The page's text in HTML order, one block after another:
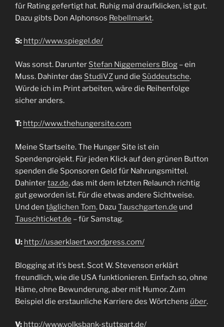
für Rating gefertigt hat. Ruhig mal draufklicken, ist gut.
Dazu gibts Don Alphonsos Rebellmarkt.
S: http://www.spiegel.de/
Was sonst. Darunter Stefan Niggemeiers Blog – ein
Muss. Dahinter das StudiVZ und die Süddeutsche.
Würde ich im Print arbeiten, wäre die Reihenfolge
sicher anders.
T: http://www.thehungersite.com
Meine Startseite. The Hunger Site ist ein
Spendenprojekt. Für jeden Klick auf den grünen Button
spenden die Sponsoren Geld für Nahrungsmittel.
Dahintertaz.de, das mit dem letzten Relaunch richtig
gut geworden ist. Für die etwas andere Sichtweise.
Und den täglichen Tom. Dazu Tauschgarten.de und
Tauschticket.de – für Samstag.
U: http://usaerklaert.wordpress.com/
Blogging at it’s best. Scot W. Stevenson erklärt
freundlich, wie die USA funktionieren. Einfach so, ohne
Häme, ohne Bewunderung, aber mit Humor. Zum
Beispiel die erstaunliche Karriere des Wörtchens über.
V: http://www.volksbank-stuttgart.de/